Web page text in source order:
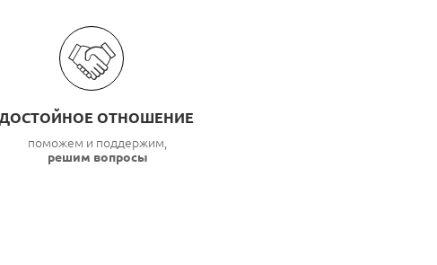
ОТНОШЕНИЕ
поможем и поддержим,
решим вопросы